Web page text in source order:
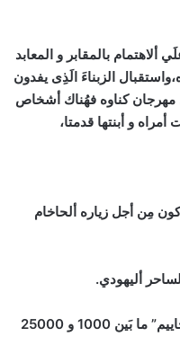
ألاهتمام بالمقابر و المعابد
الزبناءَ الَذِى يفدون
مهرجان كناوه فهُناك أشخاص
و أبنتها قدمتا،
مِن أجل زياره ألحاخام
أليهودي.
تتراوح ألمبالغ ألماليه ألَّتِى يتقاضاها “حاييم” ما بَين 1000 و 25000